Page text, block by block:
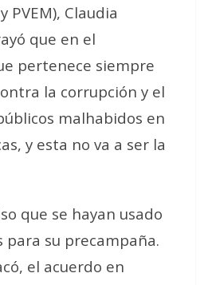
PVEM), Claudia
que en el
pertenece siempre
la corrupción y el
malhabidos en
y esta no va a ser la
que se hayan usado
para su precampaña.
el acuerdo en